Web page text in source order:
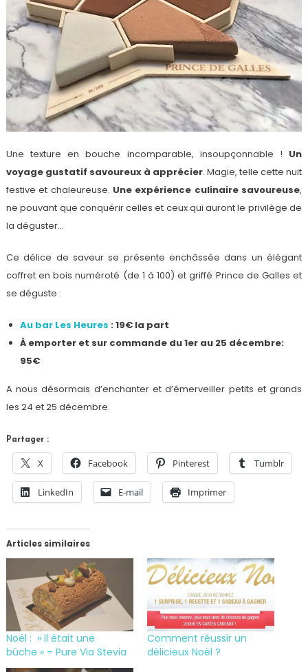
Une texture en bouche incomparable, insoupçonnable ! Un
voyage gustatif savoureux à apprécier. Magie, telle cette nuit
festive et chaleureuse. Une expérience culinaire savoureuse,
ne pouvant que conquérir celles et ceux qui auront le privilège de
la déguster…
Ce délice de saveur se présente enchâssée dans un élégant
coffret en bois numéroté (de 1 à 100) et griffé Prince de Galles et
se déguste :
Au bar Les Heures : 19€ la part
À emporter et sur commande du 1er au 25 décembre:
95€
A nous désormais d’enchanter et d’émerveiller petits et grands
les 24 et 25 décembre.
Partager :
X Facebook Pinterest Tumblr
LinkedIn E-mail Imprimer
Articles similaires
Noël : » Il était une
bûche » – Pure Via Stevia
Comment réussir un
délicieux Noël ?